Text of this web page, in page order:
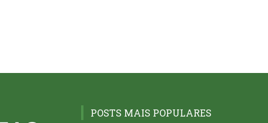
POSTS MAIS POPULARES